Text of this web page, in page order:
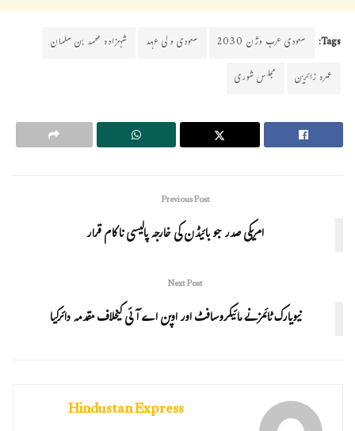
Tags: سعودی عرب وژن 2030 سعودی ولی عہد
شہزادہ محمد بن سلمان
عمرہ زائرین
مجلس شوری
Previous Post
امریکی صدر جو بائیڈن کی خارجہ پالیسی ناکام قرار
Next Post
نیویارک ٹائمز نے مائیکروسافٹ اور اوپن اے آئی کیخلاف مقدمہ دائرکیا
Hindustan Express